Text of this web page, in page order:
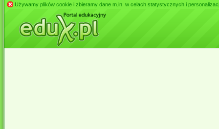
Używamy plików cookie i zbieramy dane m.in. w celach statystycznych i